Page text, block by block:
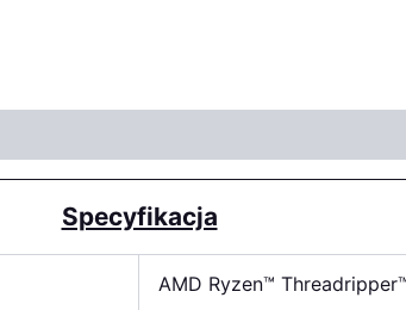
Specyfikacja
AMD Ryzen™